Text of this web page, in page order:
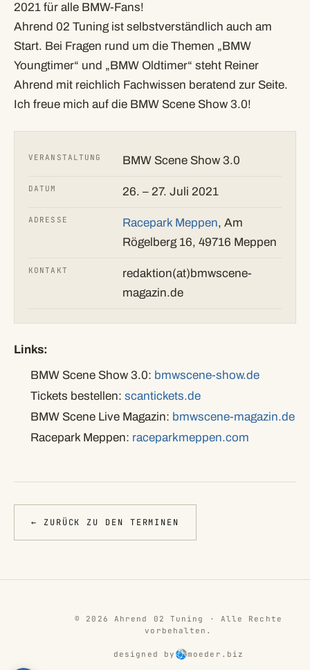
2021 für alle BMW-Fans!
Ahrend 02 Tuning ist selbstverständlich auch am
Start. Bei Fragen rund um die Themen „BMW
Youngtimer“ und „BMW Oldtimer“ steht Reiner
Ahrend mit reichlich Fachwissen beratend zur Seite.
Ich freue mich auf die BMW Scene Show 3.0!
VERANSTALTUNG BMW Scene Show 3.0
DATUM 26. – 27. Juli 2021
ADRESSE Racepark Meppen, Am
Rögelberg 16, 49716 Meppen
KONTAKT
redaktion(at)bmwscene-
magazin.de
Links:
BMW Scene Show 3.0: bmwscene-show.de
Tickets bestellen: scantickets.de
BMW Scene Live Magazin: bmwscene-magazin.de
Racepark Meppen: raceparkmeppen.com
← ZURÜCK ZU DEN TERMINEN
© 2026 Ahrend 02 Tuning · Alle Rechte
vorbehalten.
designed by moeder.biz